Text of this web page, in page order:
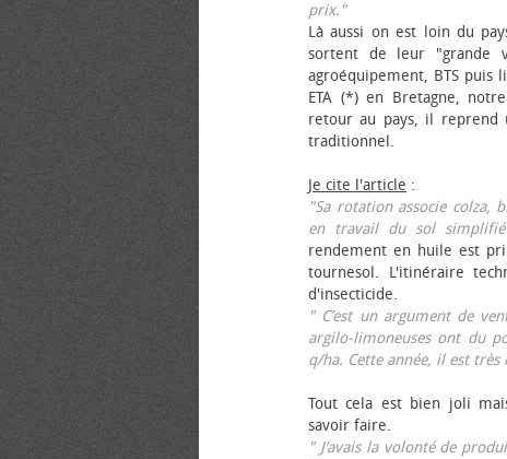
prix."
Là aussi on est loin du
sortent de leur "grande
agroéquipement, BTS puis
ETA (*) en Bretagne,
retour au pays, il reprend
traditionnel.
Je cite l'article :
"Sa rotation associe colza,
en travail du sol
rendement en huile est
tournesol. L'itinéraire
d'insecticide.
" C’est un argument de
argilo-limoneuses ont du
q/ha. Cette année, il est
Tout cela est bien joli
savoir faire.
" J’avais la volonté de